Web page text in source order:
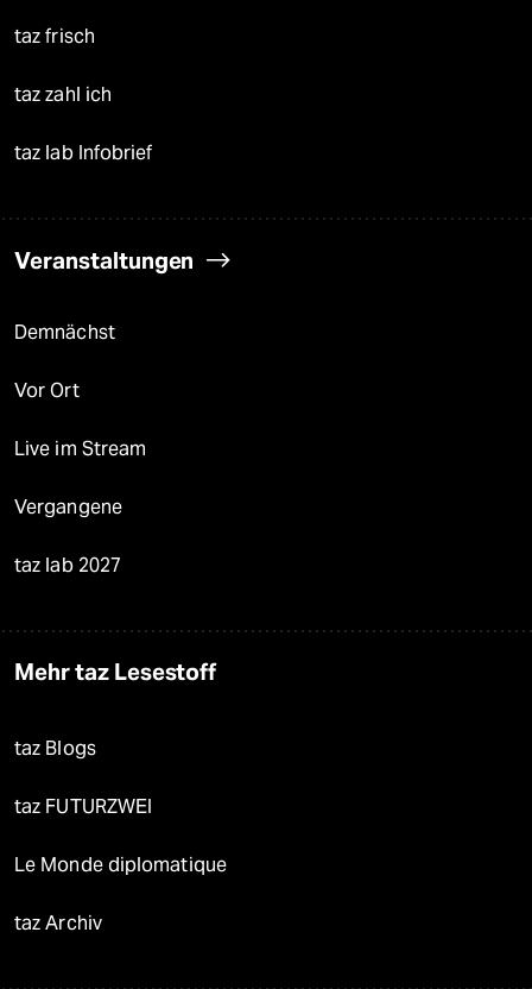
taz frisch
taz zahl ich
taz lab Infobrief
Veranstaltungen
Demnächst
Vor Ort
Live im Stream
Vergangene
taz lab 2027
Mehr taz Lesestoff
taz Blogs
taz FUTURZWEI
Le Monde diplomatique
taz Archiv